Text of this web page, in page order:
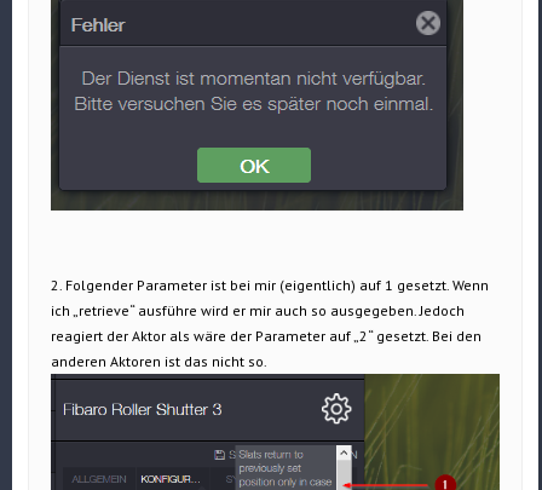
2. Folgender Parameter ist bei mir (eigentlich) auf 1 gesetzt. Wenn
ich „retrieve“ ausführe wird er mir auch so ausgegeben. Jedoch
reagiert der Aktor als wäre der Parameter auf „2“ gesetzt. Bei den
anderen Aktoren ist das nicht so.